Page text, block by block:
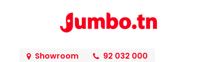
Showroom 92 032 000